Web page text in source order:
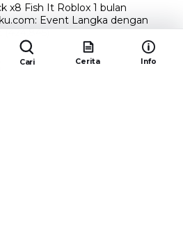
x8 Fish It Roblox 1 bulan
Event Langka dengan
(424,845)
November 2024, Ada Film
Cari Cerita Info